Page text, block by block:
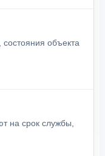
объекта
на срок службы,